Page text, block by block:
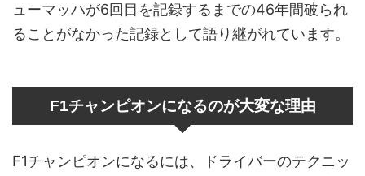
ューマッハが6回目を記録するまでの46年間破られ
ることがなかった記録として語り継がれています。
F1チャンピオンになるのが大変な理由
F1チャンピオンになるには、ドライバーのテクニッ